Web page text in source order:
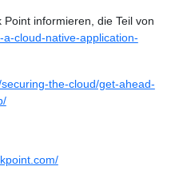
informieren, die Teil von
cloud-native-application-
the-cloud/get-ahead-